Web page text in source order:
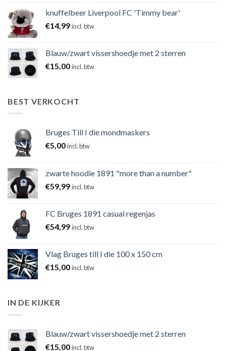
knuffelbeer Liverpool FC 'Timmy bear'
€14,99incl. btw
Blauw/zwart vissershoedje met 2 sterren
€15,00incl. btw
BEST VERKOCHT
Bruges Till I die mondmaskers
€5,00incl. btw
zwarte hoodie 1891 "more than a number"
€59,99incl. btw
FC Bruges 1891 casual regenjas
€54,99incl. btw
Vlag Bruges till I die 100 x 150 cm
€15,00incl. btw
IN DE KIJKER
Blauw/zwart vissershoedje met 2 sterren
€15,00incl. btw